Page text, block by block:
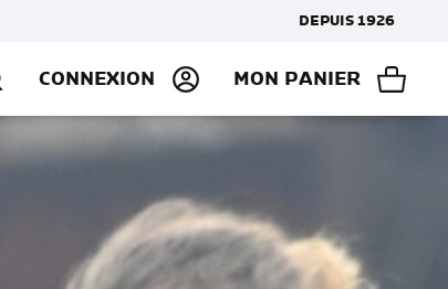
DEPUIS 1926
CONNEXION MON PANIER